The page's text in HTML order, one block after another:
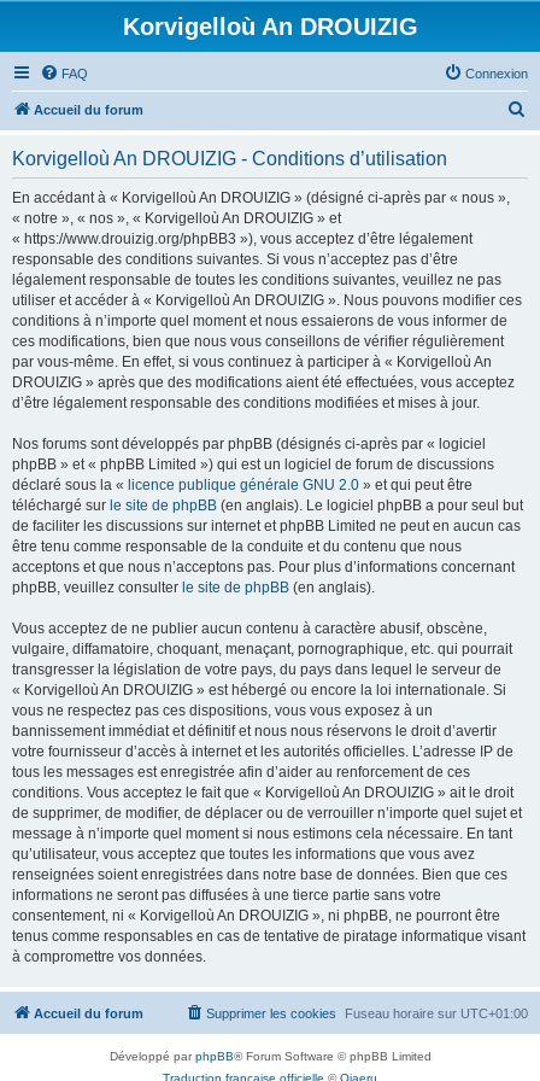
Korvigelloù An DROUIZIG
FAQ Connexion
Accueil du forum
Korvigelloù An DROUIZIG - Conditions d’utilisation
En accédant à « Korvigelloù An DROUIZIG » (désigné ci-après par « nous »,
« notre », « nos », « Korvigelloù An DROUIZIG » et
« https://www.drouizig.org/phpBB3 »), vous acceptez d’être légalement
responsable des conditions suivantes. Si vous n’acceptez pas d’être
légalement responsable de toutes les conditions suivantes, veuillez ne pas
utiliser et accéder à « Korvigelloù An DROUIZIG ». Nous pouvons modifier ces
conditions à n’importe quel moment et nous essaierons de vous informer de
ces modifications, bien que nous vous conseillons de vérifier régulièrement
par vous-même. En effet, si vous continuez à participer à « Korvigelloù An
DROUIZIG » après que des modifications aient été effectuées, vous acceptez
d’être légalement responsable des conditions modifiées et mises à jour.
Nos forums sont développés par phpBB (désignés ci-après par « logiciel
phpBB » et « phpBB Limited ») qui est un logiciel de forum de discussions
déclaré sous la « licence publique générale GNU 2.0 » et qui peut être
téléchargé sur le site de phpBB (en anglais). Le logiciel phpBB a pour seul but
de faciliter les discussions sur internet et phpBB Limited ne peut en aucun cas
être tenu comme responsable de la conduite et du contenu que nous
acceptons et que nous n’acceptons pas. Pour plus d’informations concernant
phpBB, veuillez consulter le site de phpBB (en anglais).
Vous acceptez de ne publier aucun contenu à caractère abusif, obscène,
vulgaire, diffamatoire, choquant, menaçant, pornographique, etc. qui pourrait
transgresser la législation de votre pays, du pays dans lequel le serveur de
« Korvigelloù An DROUIZIG » est hébergé ou encore la loi internationale. Si
vous ne respectez pas ces dispositions, vous vous exposez à un
bannissement immédiat et définitif et nous nous réservons le droit d’avertir
votre fournisseur d’accès à internet et les autorités officielles. L’adresse IP de
tous les messages est enregistrée afin d’aider au renforcement de ces
conditions. Vous acceptez le fait que « Korvigelloù An DROUIZIG » ait le droit
de supprimer, de modifier, de déplacer ou de verrouiller n’importe quel sujet et
message à n’importe quel moment si nous estimons cela nécessaire. En tant
qu’utilisateur, vous acceptez que toutes les informations que vous avez
renseignées soient enregistrées dans notre base de données. Bien que ces
informations ne seront pas diffusées à une tierce partie sans votre
consentement, ni « Korvigelloù An DROUIZIG », ni phpBB, ne pourront être
tenus comme responsables en cas de tentative de piratage informatique visant
à compromettre vos données.
Accueil du forum Fuseau horaire sur UTC+01:00
Supprimer les cookies
Développé parphpBB® Forum Software © phpBB Limited
Traduction française officielle ©Qiaeru